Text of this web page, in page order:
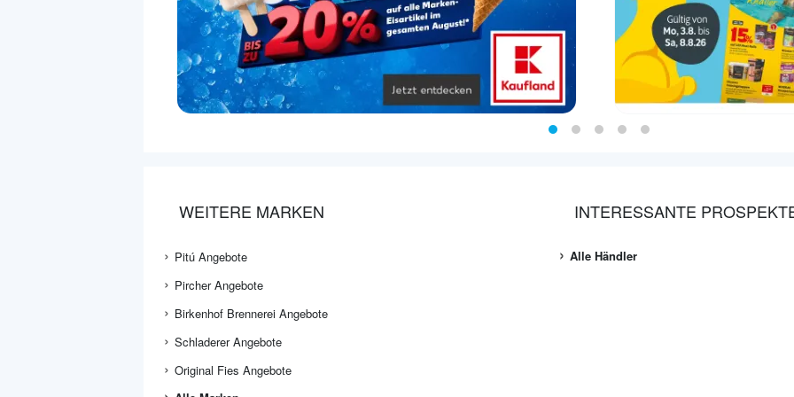
WEITERE MARKEN
Pitú Angebote
Pircher Angebote
Birkenhof Brennerei Angebote
Schladerer Angebote
Original Fies Angebote
INTERESSANTE
Alle Händler